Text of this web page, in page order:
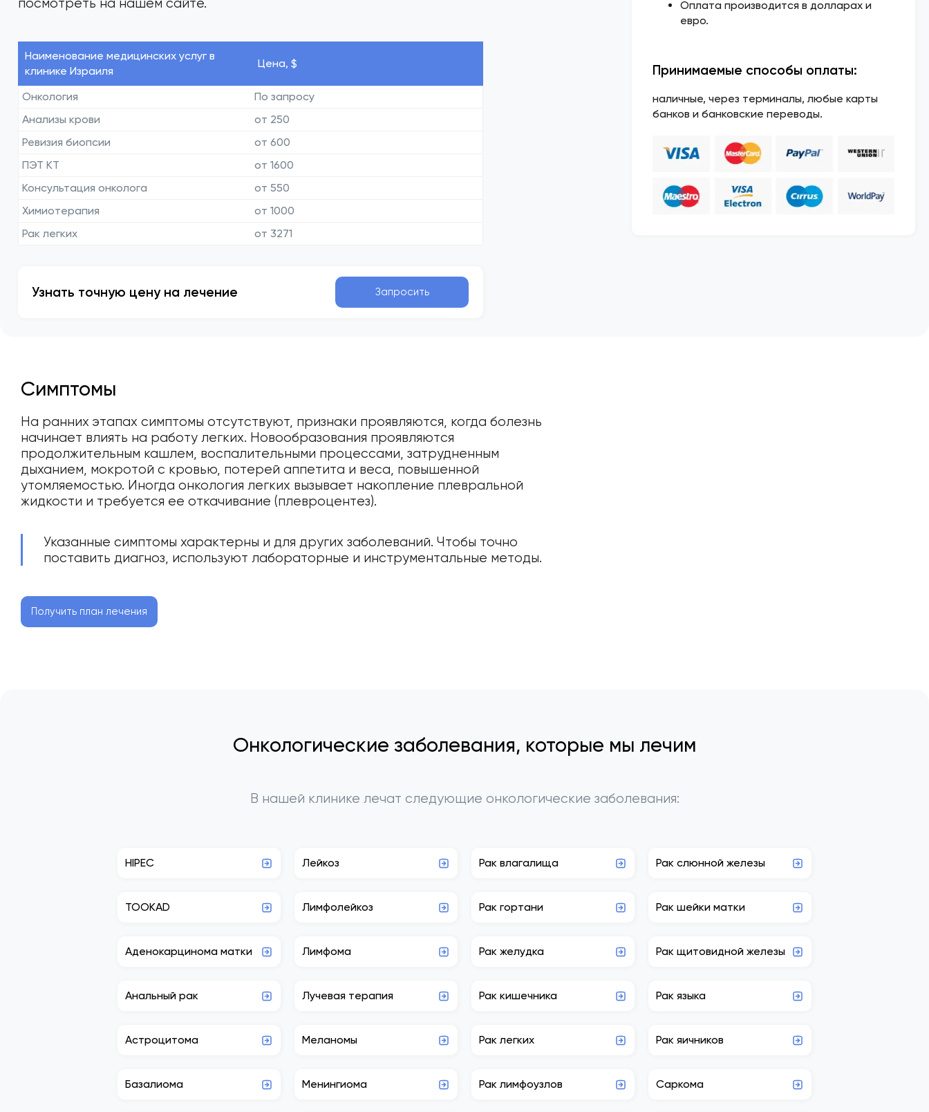
Наименование медицинских услуг в
клинике Израиля
Цена, $
Онкология
По запросу
Анализы крови
от 250
Ревизия биопсии
от 600
ПЭТ КТ
от 1600
Консультация онколога
от 550
Химиотерапия
от 1000
Рак легких
от 3271
Узнать точную цену на лечение Запросить
Оплата производится в долларах и
евро.
Принимаемые способы оплаты:
наличные, через терминалы, любые карты
банков и банковские переводы.
Симптомы
На ранних этапах симптомы отсутствуют, признаки проявляются, когда болезнь
начинает влиять на работу легких. Новообразования проявляются
продолжительным кашлем, воспалительными процессами, затрудненным
дыханием, мокротой с кровью, потерей аппетита и веса, повышенной
утомляемостью. Иногда онкология легких вызывает накопление плевральной
жидкости и требуется ее откачивание (плевроцентез).
Указанные симптомы характерны и для других заболеваний. Чтобы точно
поставить диагноз, используют лабораторные и инструментальные методы.
Получить план лечения
Онкологические заболевания, которые мы лечим
В нашей клинике лечат следующие онкологические заболевания:
HIPEC
TOOKAD
Аденокарцинома матки
Анальный рак
Астроцитома
Базалиома
Лейкоз
Лимфолейкоз
Лимфома
Лучевая терапия
Меланомы
Менингиома
Рак влагалища
Рак гортани
Рак желудка
Рак кишечника
Рак легких
Рак лимфоузлов
Рак слюнной железы
Рак шейки матки
Рак щитовидной железы
Рак языка
Рак яичников
Саркома